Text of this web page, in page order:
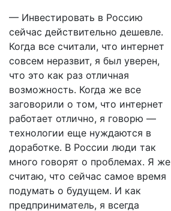
— Инвестировать в Россию
сейчас действительно дешевле.
Когда все считали, что интернет
совсем неразвит, я был уверен,
что это как раз отличная
возможность. Когда же все
заговорили о том, что интернет
работает отлично, я говорю —
технологии еще нуждаются в
доработке. В России люди так
много говорят о проблемах. Я же
считаю, что сейчас самое время
подумать о будущем. И как
предприниматель, я всегда